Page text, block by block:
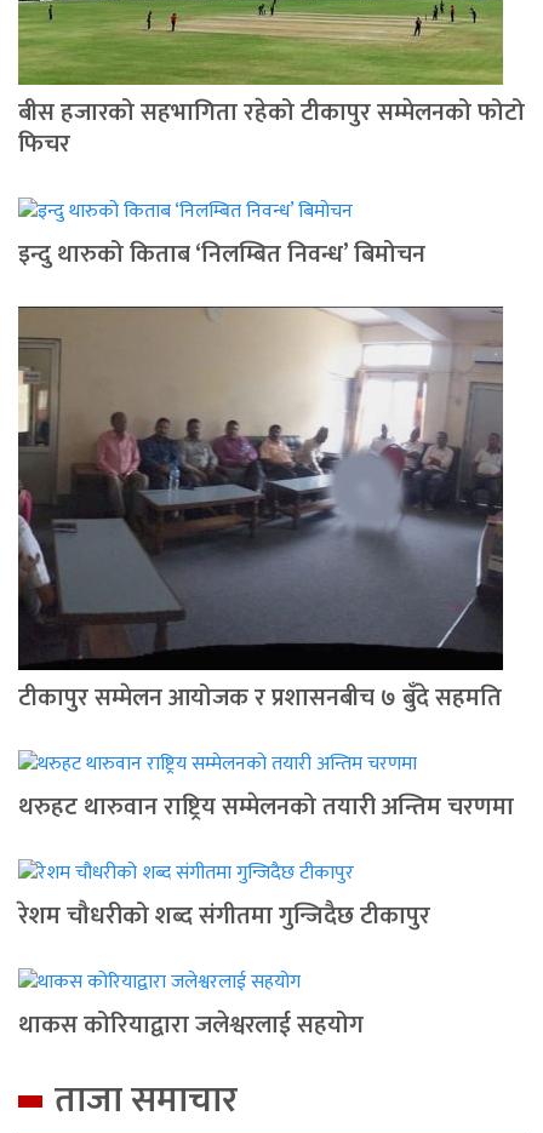
बीस हजारको सहभागिता रहेको टीकापुर सम्मेलनको फोटो
फिचर
इन्दु थारुको किताब ‘निलम्बित निवन्ध’ बिमोचन
टीकापुर सम्मेलन आयोजक र प्रशासनबीच ७ बुँदे सहमति
थरुहट थारुवान राष्ट्रिय सम्मेलनको तयारी अन्तिम चरणमा
रेशम चौधरीको शब्द संगीतमा गुन्जिदैछ टीकापुर
थाकस कोरियाद्वारा जलेश्वरलाई सहयोग
ताजा समाचार